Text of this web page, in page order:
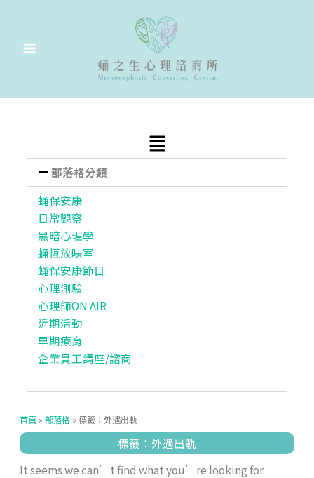
容
Main
部落格分類
蛹保安康
日常觀察
黑暗心理學
蛹恆放映室
蛹保安康節目
心理測驗
心理師ON AIR
近期活動
早期療育
企業員工講座/諮商
首頁 »部落格 »標籤：外遇出軌
標籤：外遇出軌
It seems we can’t find what you’re looking for.